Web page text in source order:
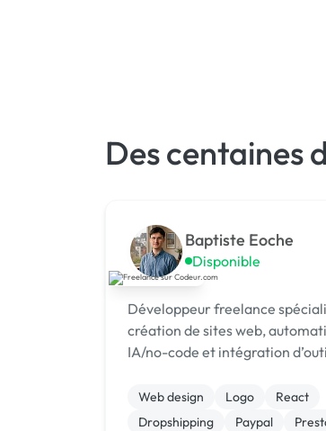
Des centaines
Baptiste Eoche
Disponible
Développeur freelance
création de sites web,
IA/no-code et intégration
améliorer leur présence en
Web design Logo
React
Dropshipping
Paypal